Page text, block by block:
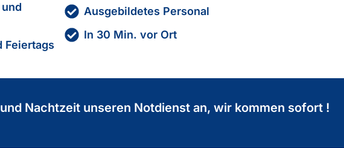
Feiertags
Ausgebildetes Personal
In 30 Min. vor Ort
Nachtzeit unseren Notdienst an, wir kommen sofort !